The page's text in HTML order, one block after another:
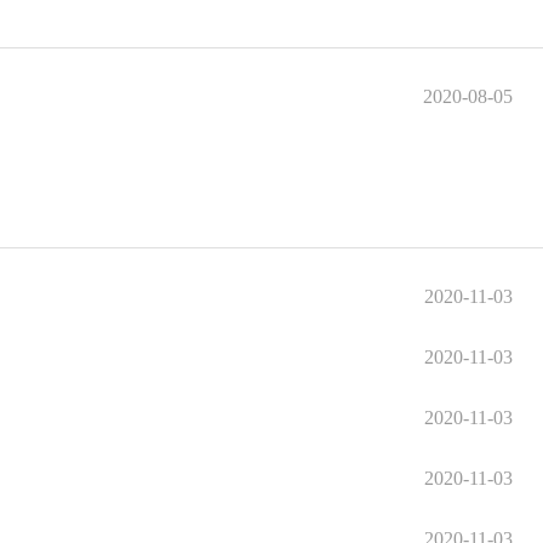
2020-08-05
2020-11-03
2020-11-03
2020-11-03
2020-11-03
2020-11-03